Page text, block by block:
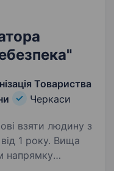
Товариства
Черкаси
взяти людину з
1 року. Вища